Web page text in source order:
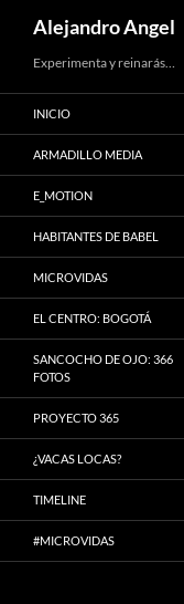
to
content
Alejandro Angel
Experimenta y reinarás…
INICIO
ARMADILLO MEDIA
E_MOTION
HABITANTES DE BABEL
MICROVIDAS
EL CENTRO: BOGOTÁ
SANCOCHO DE OJO: 366
FOTOS
PROYECTO 365
¿VACAS LOCAS?
TIMELINE
#MICROVIDAS